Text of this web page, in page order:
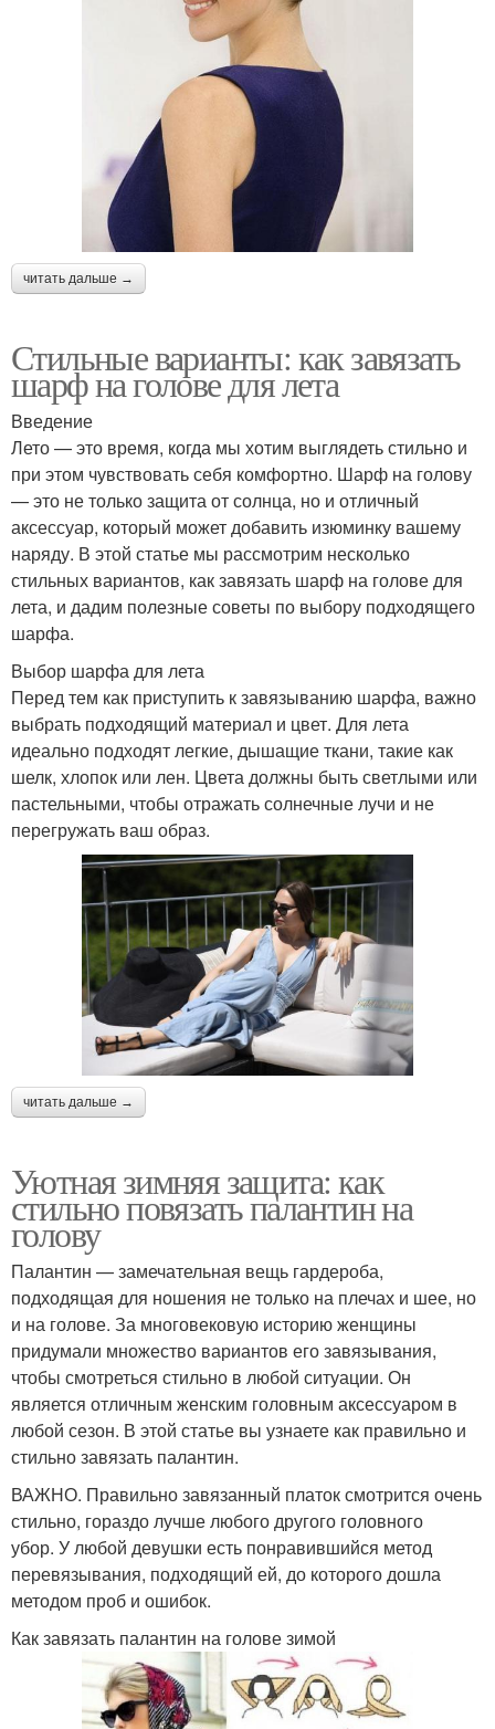
читать дальше →
Стильные варианты: как завязать
шарф на голове для лета
Введение
Лето — это время, когда мы хотим выглядеть стильно и
при этом чувствовать себя комфортно. Шарф на голову
— это не только защита от солнца, но и отличный
аксессуар, который может добавить изюминку вашему
наряду. В этой статье мы рассмотрим несколько
стильных вариантов, как завязать шарф на голове для
лета, и дадим полезные советы по выбору подходящего
шарфа.
Выбор шарфа для лета
Перед тем как приступить к завязыванию шарфа, важно
выбрать подходящий материал и цвет. Для лета
идеально подходят легкие, дышащие ткани, такие как
шелк, хлопок или лен. Цвета должны быть светлыми или
пастельными, чтобы отражать солнечные лучи и не
перегружать ваш образ.
читать дальше →
Уютная зимняя защита: как
стильно повязать палантин на
голову
Палантин — замечательная вещь гардероба,
подходящая для ношения не только на плечах и шее, но
и на голове. За многовековую историю женщины
придумали множество вариантов его завязывания,
чтобы смотреться стильно в любой ситуации. Он
является отличным женским головным аксессуаром в
любой сезон. В этой статье вы узнаете как правильно и
стильно завязать палантин.
ВАЖНО. Правильно завязанный платок смотрится очень
стильно, гораздо лучше любого другого головного
убор. У любой девушки есть понравившийся метод
перевязывания, подходящий ей, до которого дошла
методом проб и ошибок.
Как завязать палантин на голове зимой